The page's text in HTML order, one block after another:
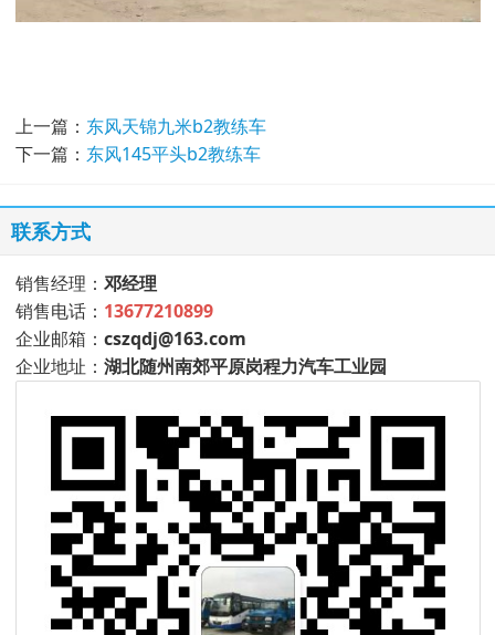
上一篇： 东风天锦九米b2教练车
下一篇： 东风145平头b2教练车
联系方式
销售经理： 邓经理
销售电话： 13677210899
企业邮箱： cszqdj@163.com
企业地址： 湖北随州南郊平原岗程力汽车工业园